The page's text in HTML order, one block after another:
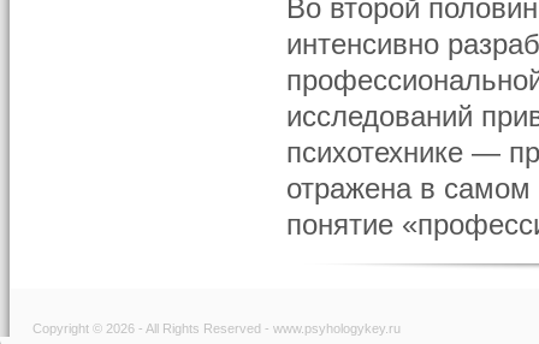
Во второй
интенсивно
исследований
психотехнике —
отражена в
понятие
Copyright © 2026 - All Rights Reserved - www.psyhologykey.ru